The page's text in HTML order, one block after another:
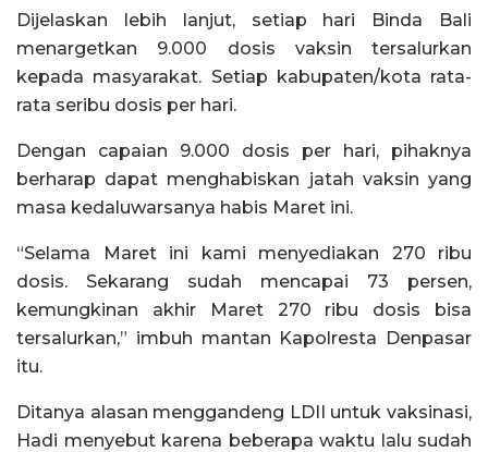
Dijelaskan lebih lanjut, setiap hari Binda Bali
menargetkan 9.000 dosis vaksin tersalurkan
kepada masyarakat. Setiap kabupaten/kota rata-
rata seribu dosis per hari.
Dengan capaian 9.000 dosis per hari, pihaknya
berharap dapat menghabiskan jatah vaksin yang
masa kedaluwarsanya habis Maret ini.
“Selama Maret ini kami menyediakan 270 ribu
dosis. Sekarang sudah mencapai 73 persen,
kemungkinan akhir Maret 270 ribu dosis bisa
tersalurkan,” imbuh mantan Kapolresta Denpasar
itu.
Ditanya alasan menggandeng LDII untuk vaksinasi,
Hadi menyebut karena beberapa waktu lalu sudah